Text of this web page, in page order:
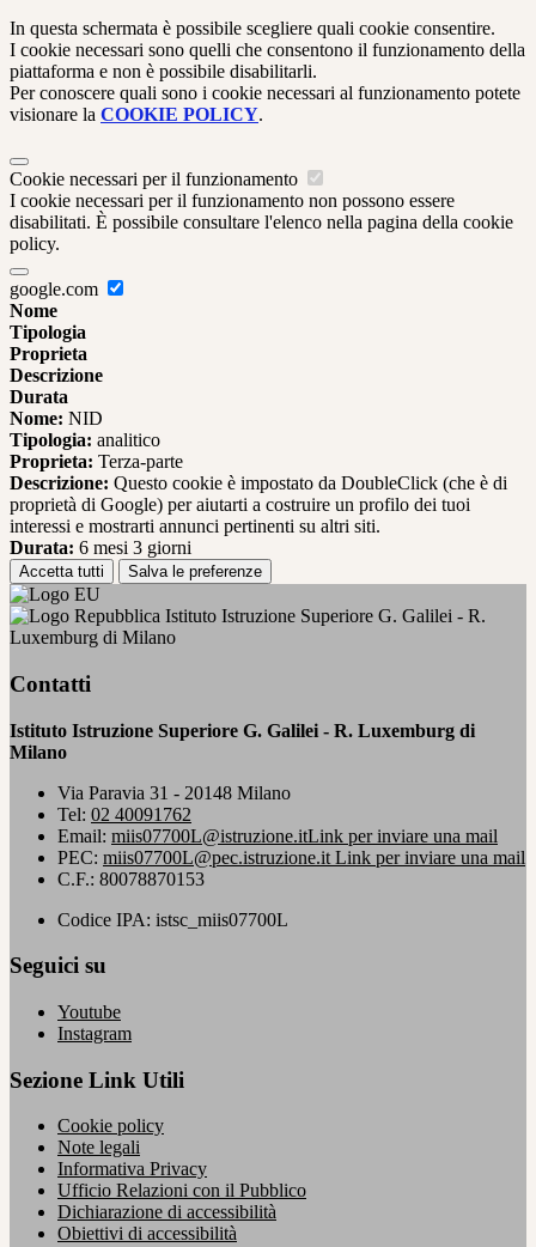
In questa schermata è possibile scegliere quali cookie consentire.
I cookie necessari sono quelli che consentono il funzionamento della
piattaforma e non è possibile disabilitarli.
Per conoscere quali sono i cookie necessari al funzionamento potete
visionare la COOKIE POLICY.
Cookie necessari per il funzionamento
I cookie necessari per il funzionamento non possono essere
disabilitati. È possibile consultare l'elenco nella pagina della cookie
policy.
google.com
Nome
Tipologia
Proprieta
Descrizione
Durata
Nome: NID
Tipologia: analitico
Proprieta: Terza-parte
Descrizione: Questo cookie è impostato da DoubleClick (che è di
proprietà di Google) per aiutarti a costruire un profilo dei tuoi
interessi e mostrarti annunci pertinenti su altri siti.
Durata: 6 mesi 3 giorni
Accetta tutti Salva le preferenze
Istituto Istruzione Superiore G. Galilei - R.
Luxemburg di Milano
Contatti
Istituto Istruzione Superiore G. Galilei - R. Luxemburg di
Milano
Via Paravia 31 - 20148 Milano
Tel: 02 40091762
Email: miis07700L@istruzione.itLink per inviare una mail
PEC: miis07700L@pec.istruzione.it Link per inviare una mail
C.F.: 80078870153
Codice IPA: istsc_miis07700L
Seguici su
Youtube
Instagram
Sezione Link Utili
Cookie policy
Note legali
Informativa Privacy
Ufficio Relazioni con il Pubblico
Dichiarazione di accessibilità
Obiettivi di accessibilità